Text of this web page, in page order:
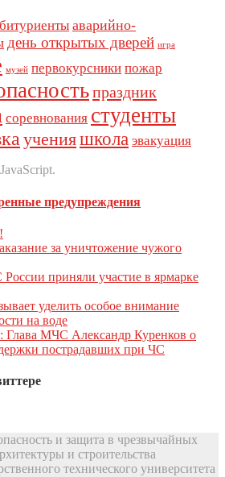
аварийно-
день открытых дверей игра
музей первокурсники пожар
праздник
соревнования студенты
ученияшкола эвакуация
предупреждения
за уничтожение чужого
приняли участие в ярмарке
уделить особое внимание
на воде
Глава МЧС Александр Куренков о
пострадавших при ЧС
и защита в чрезвычайных
и строительства
технического университета